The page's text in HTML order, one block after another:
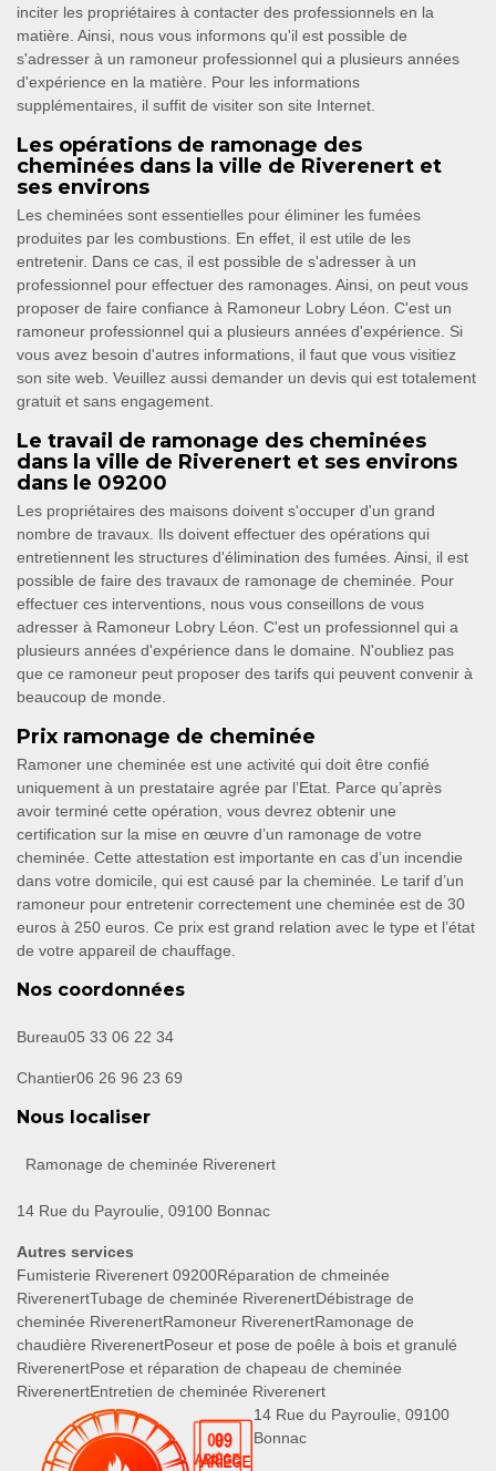
inciter les propriétaires à contacter des professionnels en la
matière. Ainsi, nous vous informons qu'il est possible de
s'adresser à un ramoneur professionnel qui a plusieurs années
d'expérience en la matière. Pour les informations
supplémentaires, il suffit de visiter son site Internet.
Les opérations de ramonage des
cheminées dans la ville de Riverenert et
ses environs
Les cheminées sont essentielles pour éliminer les fumées
produites par les combustions. En effet, il est utile de les
entretenir. Dans ce cas, il est possible de s'adresser à un
professionnel pour effectuer des ramonages. Ainsi, on peut vous
proposer de faire confiance à Ramoneur Lobry Léon. C'est un
ramoneur professionnel qui a plusieurs années d'expérience. Si
vous avez besoin d'autres informations, il faut que vous visitiez
son site web. Veuillez aussi demander un devis qui est totalement
gratuit et sans engagement.
Le travail de ramonage des cheminées
dans la ville de Riverenert et ses environs
dans le 09200
Les propriétaires des maisons doivent s'occuper d'un grand
nombre de travaux. Ils doivent effectuer des opérations qui
entretiennent les structures d'élimination des fumées. Ainsi, il est
possible de faire des travaux de ramonage de cheminée. Pour
effectuer ces interventions, nous vous conseillons de vous
adresser à Ramoneur Lobry Léon. C'est un professionnel qui a
plusieurs années d'expérience dans le domaine. N'oubliez pas
que ce ramoneur peut proposer des tarifs qui peuvent convenir à
beaucoup de monde.
Prix ramonage de cheminée
Ramoner une cheminée est une activité qui doit être confié
uniquement à un prestataire agrée par l’Etat. Parce qu’après
avoir terminé cette opération, vous devrez obtenir une
certification sur la mise en œuvre d’un ramonage de votre
cheminée. Cette attestation est importante en cas d’un incendie
dans votre domicile, qui est causé par la cheminée. Le tarif d’un
ramoneur pour entretenir correctement une cheminée est de 30
euros à 250 euros. Ce prix est grand relation avec le type et l’état
de votre appareil de chauffage.
Nos coordonnées
Bureau05 33 06 22 34
Chantier06 26 96 23 69
Nous localiser
Ramonage de cheminée Riverenert
14 Rue du Payroulie, 09100 Bonnac
Autres services
Fumisterie Riverenert 09200Réparation de chmeinée
RiverenertTubage de cheminée RiverenertDébistrage de
cheminée RiverenertRamoneur RiverenertRamonage de
chaudière RiverenertPoseur et pose de poêle à bois et granulé
RiverenertPose et réparation de chapeau de cheminée
RiverenertEntretien de cheminée Riverenert
14 Rue du Payroulie, 09100
Bonnac